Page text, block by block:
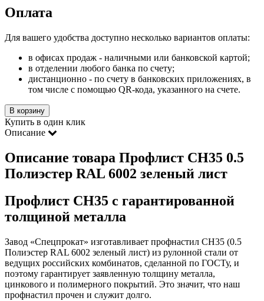
Оплата
Для вашего удобства доступно несколько вариантов оплаты:
в офисах продаж - наличными или банковской картой;
в отделении любого банка по счету;
дистанционно - по счету в банковских приложениях, в
том числе с помощью QR-кода, указанного на счете.
В корзину
Купить в один клик
Описание
Описание товара Профлист СН35 0.5
Полиэстер RAL 6002 зеленый лист
Профлист СН35 с гарантированной
толщиной металла
Завод «Спецпрокат» изготавливает профнастил СН35 (0.5
Полиэстер RAL 6002 зеленый лист) из рулонной стали от
ведущих российских комбинатов, сделанной по ГОСТу, и
поэтому гарантирует заявленную толщину металла,
цинкового и полимерного покрытий. Это значит, что наш
профнастил прочен и служит долго.